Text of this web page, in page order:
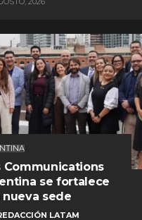
Communications
se fortalece
nueva sede
LATAM